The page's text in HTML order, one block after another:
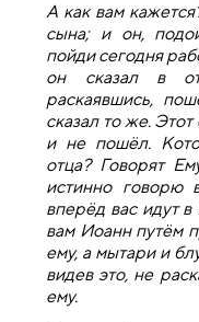
А как вам
сына; и он,
пойди сегодня
он сказал в
раскаявшись,
сказал то же. Этот
и не пошёл.
отца? Говорят
истинно говорю
вперёд вас идут
вам Иоанн путём
ему, а мытари и
видев это, не
ему.